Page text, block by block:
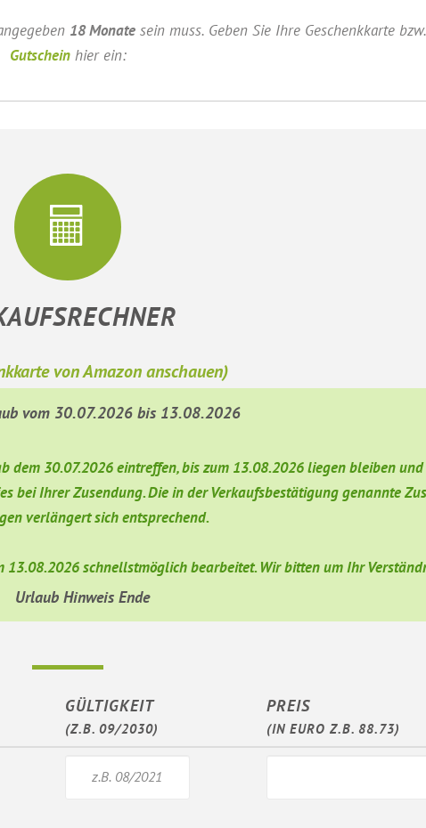
18 Monate sein muss. Geben Sie Ihre Geschenkkarte
Gutscheinhier ein:
von Amazon anschauen)
vom 30.07.2026 bis 13.08.2026
dem 30.07.2026 eintreffen, bis zum 13.08.2026 liegen bleiben
bei Ihrer Zusendung. Die in der Verkaufsbestätigung genannte
verlängert sich entsprechend.
schnellstmöglich bearbeitet. Wir bitten um Ihr
Urlaub Hinweis Ende
GÜLTIGKEIT
(Z.B. 09/2030)
PREIS
(IN EURO Z.B. 88.73)